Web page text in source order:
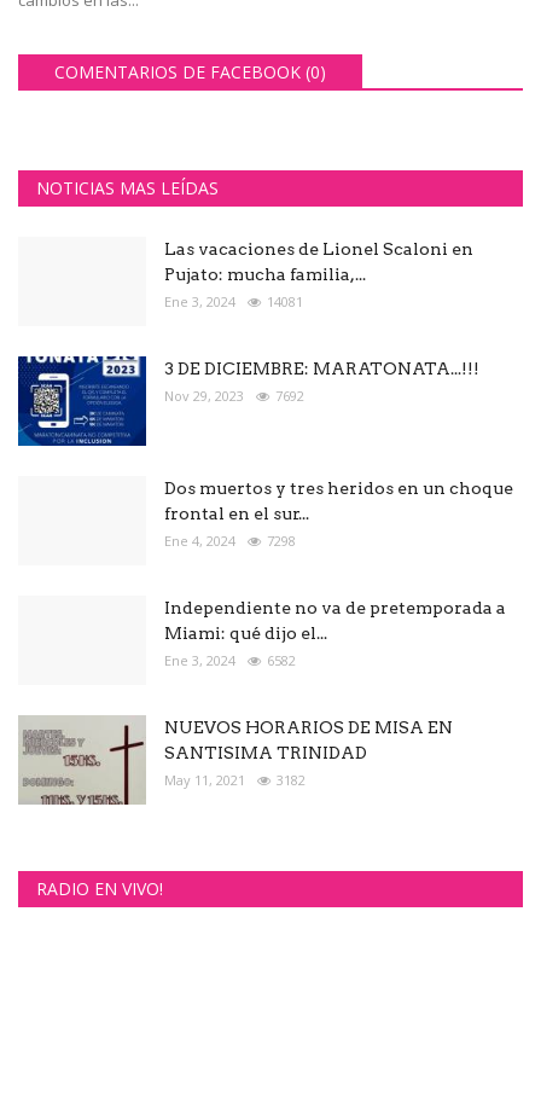
COMENTARIOS DE FACEBOOK (0)
NOTICIAS MAS LEÍDAS
Las vacaciones de Lionel Scaloni en
Pujato: mucha familia,...
Ene 3, 2024 14081
3 DE DICIEMBRE: MARATONATA...!!!
Nov 29, 2023 7692
Dos muertos y tres heridos en un choque
frontal en el sur...
Ene 4, 2024 7298
Independiente no va de pretemporada a
Miami: qué dijo el...
Ene 3, 2024 6582
NUEVOS HORARIOS DE MISA EN
SANTISIMA TRINIDAD
May 11, 2021 3182
RADIO EN VIVO!